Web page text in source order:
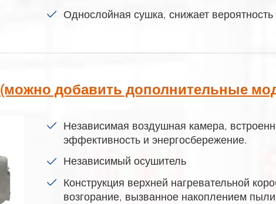
Однослойная сушка, снижает вероятность
добавить дополнительные
Независимая воздушная камера,
эффективность и энергосбережение.
Независимый осушитель
Конструкция верхней нагревательной
возгорание, вызванное накоплением